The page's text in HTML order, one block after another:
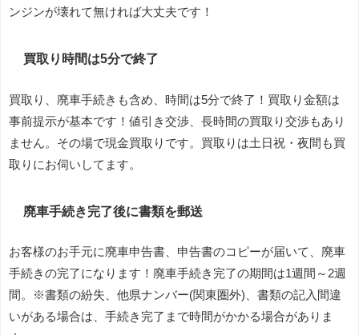
ンジンが壊れて無ければ大丈夫です！
買取り時間は5分で終了
買取り、廃車手続きも含め、時間は5分で終了！買取り金額は
事前提示が基本です！値引き交渉、長時間の買取り交渉もあり
ません。その場で現金買取りです。買取りは土日祝・夜間も買
取りにお伺いしてます。
廃車手続き完了後に書類を郵送
お客様のお手元に廃車申告書、申告書のコピーが届いて、廃車
手続きの完了になります！廃車手続き完了の期間は1週間～2週
間。※書類の紛失、他県ナンバー(関東圏外)、書類の記入間違
いがある場合は、手続き完了まで時間がかかる場合がありま